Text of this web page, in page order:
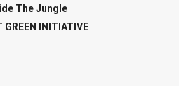
The Jungle
GREEN INITIATIVE